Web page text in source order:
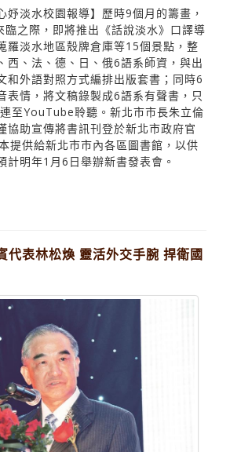
妤淡水校園報導】歷時9個月的籌畫，
之際，即將推出《話說淡水》口譯導
羅淡水地區殼牌倉庫等15個景點，整
西、法、德、日、俄6語系師資，與出
和外語對照方式編排出版套書；同時6
表情，將文稿錄製成6語系有聲書，只
至YouTube聆聽。新北市市長朱立倫
協助宣傳將書訊刊登於新北市政府官
提供給新北市市內各區圖書館，以供
計明年1月6日舉辦新書發表會。
代表林松煥 靈活外交手腕 捍衛國